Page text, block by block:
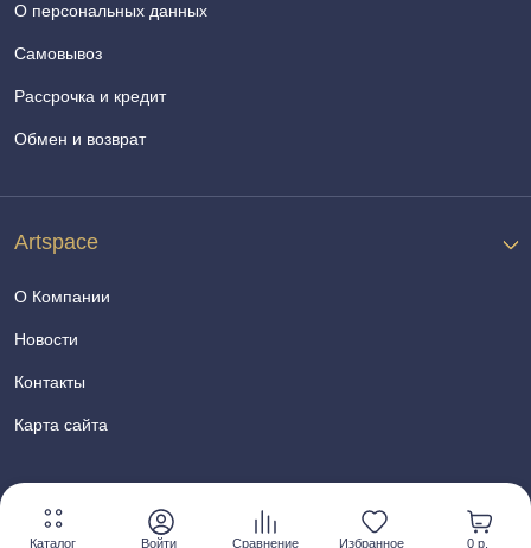
Каталог Войти Сравнение Избранное 0 р.
О персональных данных
Самовывоз
Рассрочка и кредит
Обмен и возврат
Artspace
О Компании
Новости
Контакты
Карта сайта